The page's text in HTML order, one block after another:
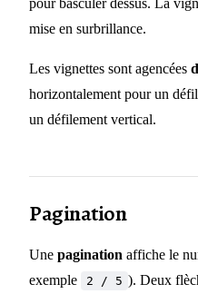
mise en surbrillance.
Les vignettes sont agencées
horizontalement pour un
un défilement vertical.
Pagination
Une pagination affiche le
exemple
2 / 5 ). Deux